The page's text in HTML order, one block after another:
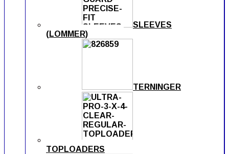
SLEEVES
(LOMMER)
TERNINGER
TOPLOADERS